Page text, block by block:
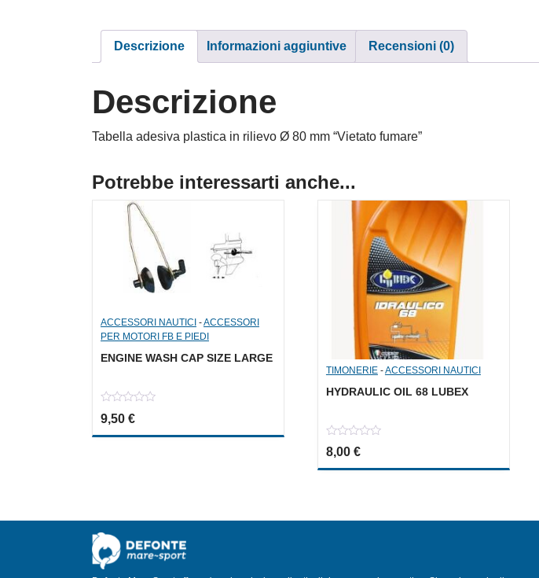
Descrizione Informazioni aggiuntive Recensioni (0)
Descrizione
Tabella adesiva plastica in rilievo Ø 80 mm “Vietato fumare”
Potrebbe interessarti anche...
ACCESSORI NAUTICI -ACCESSORI
PER MOTORI FB E PIEDI
ENGINE WASH CAP SIZE LARGE
0
out
of
9,50 €
TIMONERIE-ACCESSORI NAUTICI
HYDRAULIC OIL 68 LUBEX
0
out
of
8,00 €